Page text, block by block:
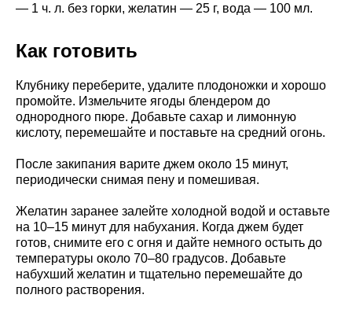
— 1 ч. л. без горки, желатин — 25 г, вода — 100 мл.
Как готовить
Клубнику переберите, удалите плодоножки и хорошо
промойте. Измельчите ягоды блендером до
однородного пюре. Добавьте сахар и лимонную
кислоту, перемешайте и поставьте на средний огонь.
После закипания варите джем около 15 минут,
периодически снимая пену и помешивая.
Желатин заранее залейте холодной водой и оставьте
на 10–15 минут для набухания. Когда джем будет
готов, снимите его с огня и дайте немного остыть до
температуры около 70–80 градусов. Добавьте
набухший желатин и тщательно перемешайте до
полного растворения.